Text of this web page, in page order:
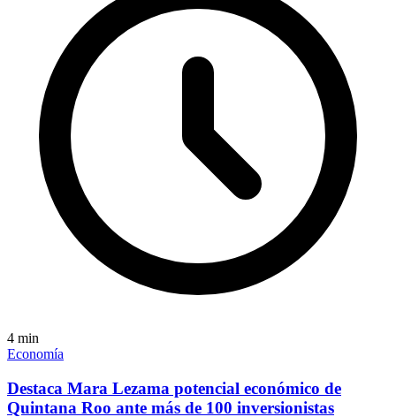
4 min
Economía
Destaca Mara Lezama potencial económico de
Quintana Roo ante más de 100 inversionistas